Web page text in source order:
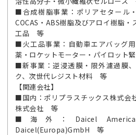
■合成樹脂事業：ポリアセタール
COCAS・ABS樹脂及びアロイ樹脂
工品 等
■火工品事業：自動車エアバッグ
薬・ロケットモーター・パイロット
■新事業：逆浸透膜・限外濾過膜
ク、次世代レジスト材料 等
【関連会社】
■国内：ポリプラスチックス株式会
株式会社 等
■海外：Daicel America
Daicel(Europa)GmbH 等